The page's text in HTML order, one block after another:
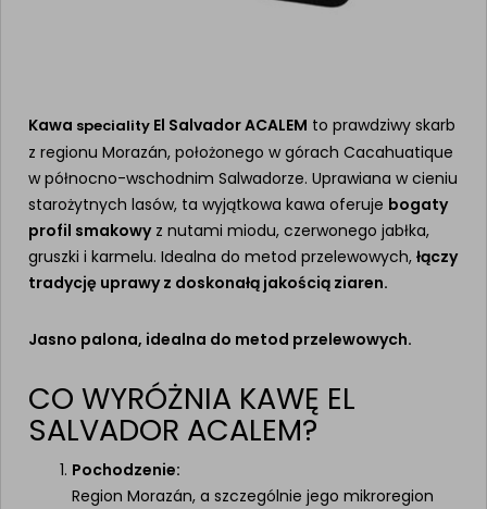
Kawa speciality El Salvador ACALEM to prawdziwy skarb
z regionu Morazán, położonego w górach Cacahuatique
w północno-wschodnim Salwadorze. Uprawiana w cieniu
starożytnych lasów, ta wyjątkowa kawa oferuje bogaty
profil smakowyz nutami miodu, czerwonego jabłka,
gruszki i karmelu. Idealna do metod przelewowych, łączy
tradycję uprawy z doskonałą jakością ziaren.
Jasno palona, idealna do metod przelewowych.
CO WYRÓŻNIA KAWĘ EL
SALVADOR ACALEM?
Pochodzenie:
Region Morazán, a szczególnie jego mikroregion